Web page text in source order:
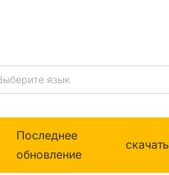
Последнее
обновление
скачать